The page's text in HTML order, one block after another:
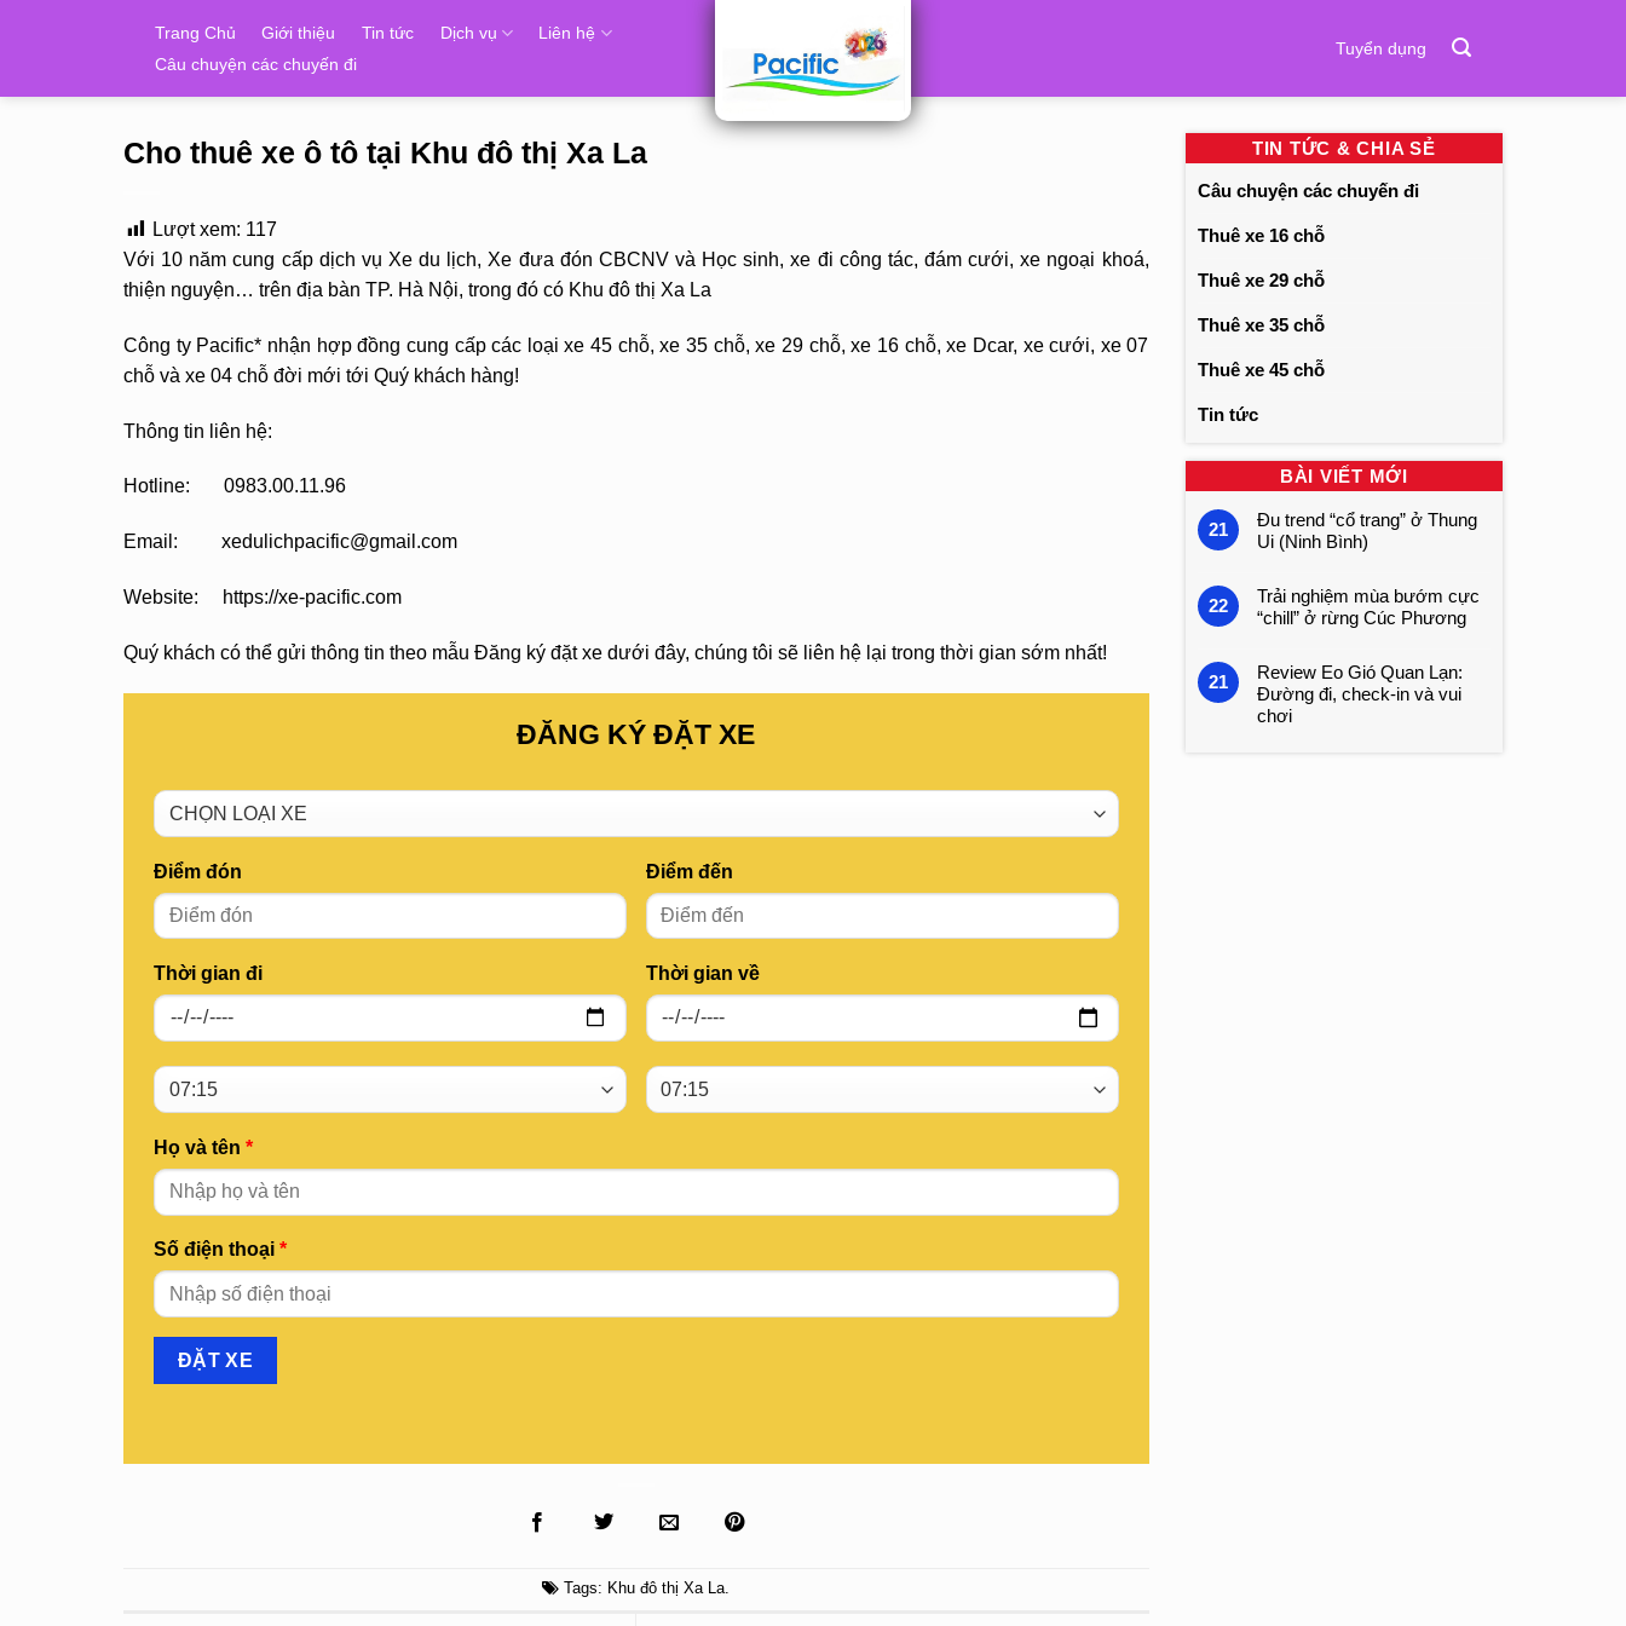
Trang Chủ Giới thiệu Tin tức Dịch vụ
Liên hệ
Câu chuyện các chuyến đi
Tuyển dụng
Cho thuê xe ô tô tại Khu đô thị Xa La
Lượt xem: 117
Với 10 năm cung cấp dịch vụ Xe du lịch, Xe đưa đón CBCNV và Học sinh, xe đi công tác, đám cưới, xe ngoại khoá,
thiện nguyện… trên địa bàn TP. Hà Nội, trong đó có Khu đô thị Xa La
Công ty Pacific* nhận hợp đồng cung cấp các loại xe 45 chỗ, xe 35 chỗ, xe 29 chỗ, xe 16 chỗ, xe Dcar, xe cưới, xe 07
chỗ và xe 04 chỗ đời mới tới Quý khách hàng!
Thông tin liên hệ:
Hotline: 0983.00.11.96
Email: xedulichpacific@gmail.com
Website: https://xe-pacific.com
Quý khách có thể gửi thông tin theo mẫu Đăng ký đặt xe dưới đây, chúng tôi sẽ liên hệ lại trong thời gian sớm nhất!
ĐĂNG KÝ ĐẶT XE
Điểm đón
Thời gian đi
Điểm đến
Thời gian về
Họ và tên *
Số điện thoại *
Tags: Khu đô thị Xa La.
TIN TỨC & CHIA SẺ
Câu chuyện các chuyến đi
Thuê xe 16 chỗ
Thuê xe 29 chỗ
Thuê xe 35 chỗ
Thuê xe 45 chỗ
Tin tức
BÀI VIẾT MỚI
21
Đu trend “cổ trang” ở Thung
Ui (Ninh Bình)
22
Trải nghiệm mùa bướm cực
“chill” ở rừng Cúc Phương
21
Review Eo Gió Quan Lạn:
Đường đi, check-in và vui
chơi